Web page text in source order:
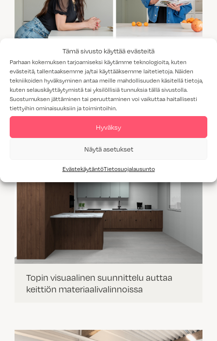
Tämä sivusto käyttää evästeitä
Parhaan kokemuksen tarjoamiseksi käytämme teknologioita, kuten
evästeitä, tallentaaksemme ja/tai käyttääksemme laitetietoja. Näiden
tekniikoiden hyväksyminen antaa meille mahdollisuuden käsitellä tietoja,
kuten selauskäyttäytymistä tai yksilöllisiä tunnuksia tällä sivustolla.
Suostumuksen jättäminen tai peruuttaminen voi vaikuttaa haitallisesti
tiettyihin ominaisuuksiin ja toimintoihin.
Hyväksy
Näytä asetukset
EvästekäytäntöTietosuojalausunto
Maarit Hurmerinta ja Janna valitsivat
Topin uuteen kotiinsa
Topin visuaalinen suunnittelu auttaa
keittiön materiaalivalinnoissa